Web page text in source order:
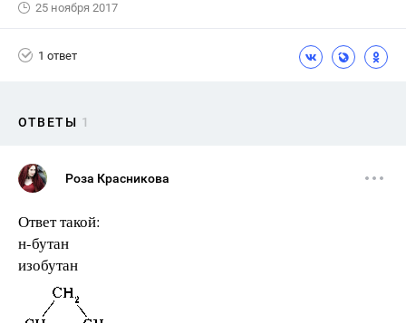
25 ноября 2017
1 ответ
ОТВЕТЫ 1
Роза Красникова
Ответ такой:
н-бутан
изобутан